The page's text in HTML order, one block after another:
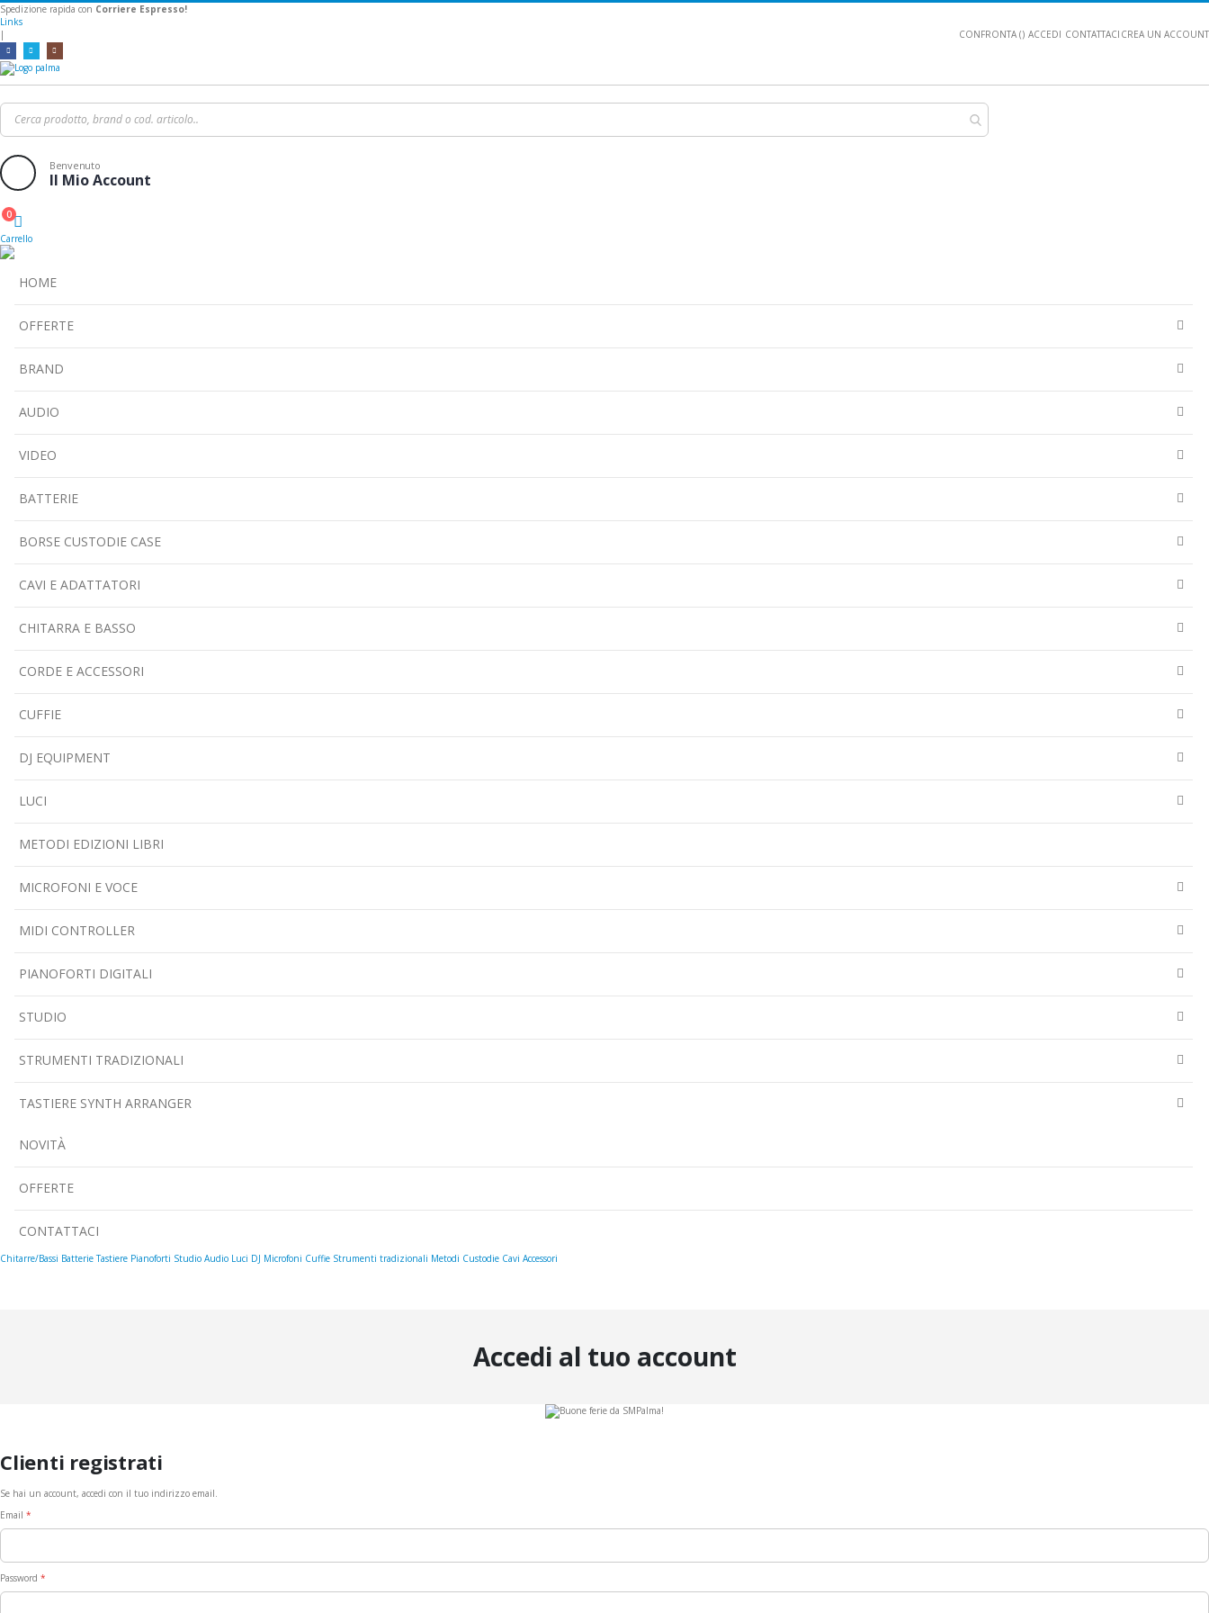
Spedizione rapida con Corriere Espresso!
Links
CONFRONTA () ACCEDI CONTATTACI CREA UN ACCOUNT
|
Benvenuto
Il Mio Account
Cart
0
Carrello
HOME
OFFERTE
BRAND
AUDIO
VIDEO
BATTERIE
BORSE CUSTODIE CASE
CAVI E ADATTATORI
CHITARRA E BASSO
CORDE E ACCESSORI
CUFFIE
DJ EQUIPMENT
LUCI
METODI EDIZIONI LIBRI
MICROFONI E VOCE
MIDI CONTROLLER
PIANOFORTI DIGITALI
STUDIO
STRUMENTI TRADIZIONALI
TASTIERE SYNTH ARRANGER
NOVITÀ
OFFERTE
CONTATTACI
Chitarre/Bassi Batterie Tastiere Pianoforti Studio Audio Luci DJ Microfoni Cuffie Strumenti tradizionali Metodi Custodie Cavi Accessori
Accedi al tuo account
Clienti registrati
Se hai un account, accedi con il tuo indirizzo email.
Email
Password